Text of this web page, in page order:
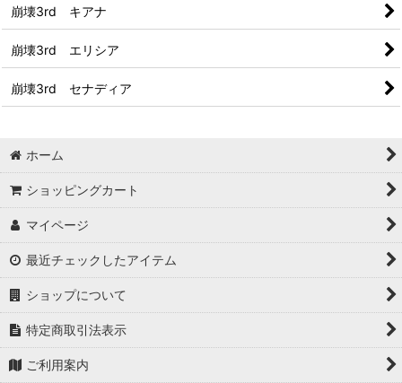
崩壊3rd キアナ
崩壊3rd エリシア
崩壊3rd セナディア
ホーム
ショッピングカート
マイページ
最近チェックしたアイテム
ショップについて
特定商取引法表示
ご利用案内